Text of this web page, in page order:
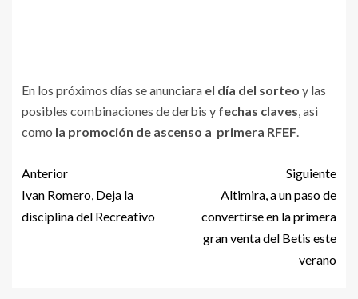
En los próximos días se anunciara el día del sorteo y las
posibles combinaciones de derbis y fechas claves, asi
como la promoción de ascenso a primera RFEF.
Anterior
Ivan Romero, Deja la
disciplina del Recreativo
Siguiente
Altimira, a un paso de
convertirse en la primera
gran venta del Betis este
verano